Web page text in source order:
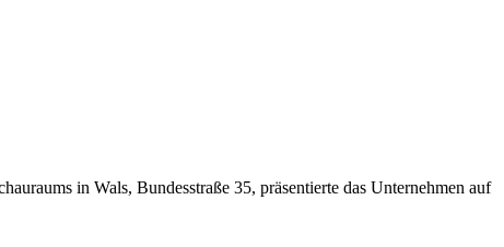
in Wals, Bundesstraße 35, präsentierte das Unternehmen auf